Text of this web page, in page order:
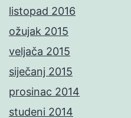
listopad 2016
ožujak 2015
veljača 2015
siječanj 2015
prosinac 2014
studeni 2014